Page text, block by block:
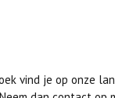
vind je op onze